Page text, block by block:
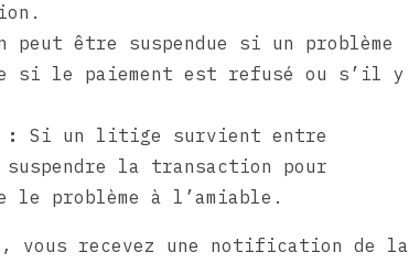
peut être suspendue si un problème
si le paiement est refusé ou s’il y
:
Si un litige survient entre
la transaction pour
le problème à l’amiable.
vous recevez une notification de la